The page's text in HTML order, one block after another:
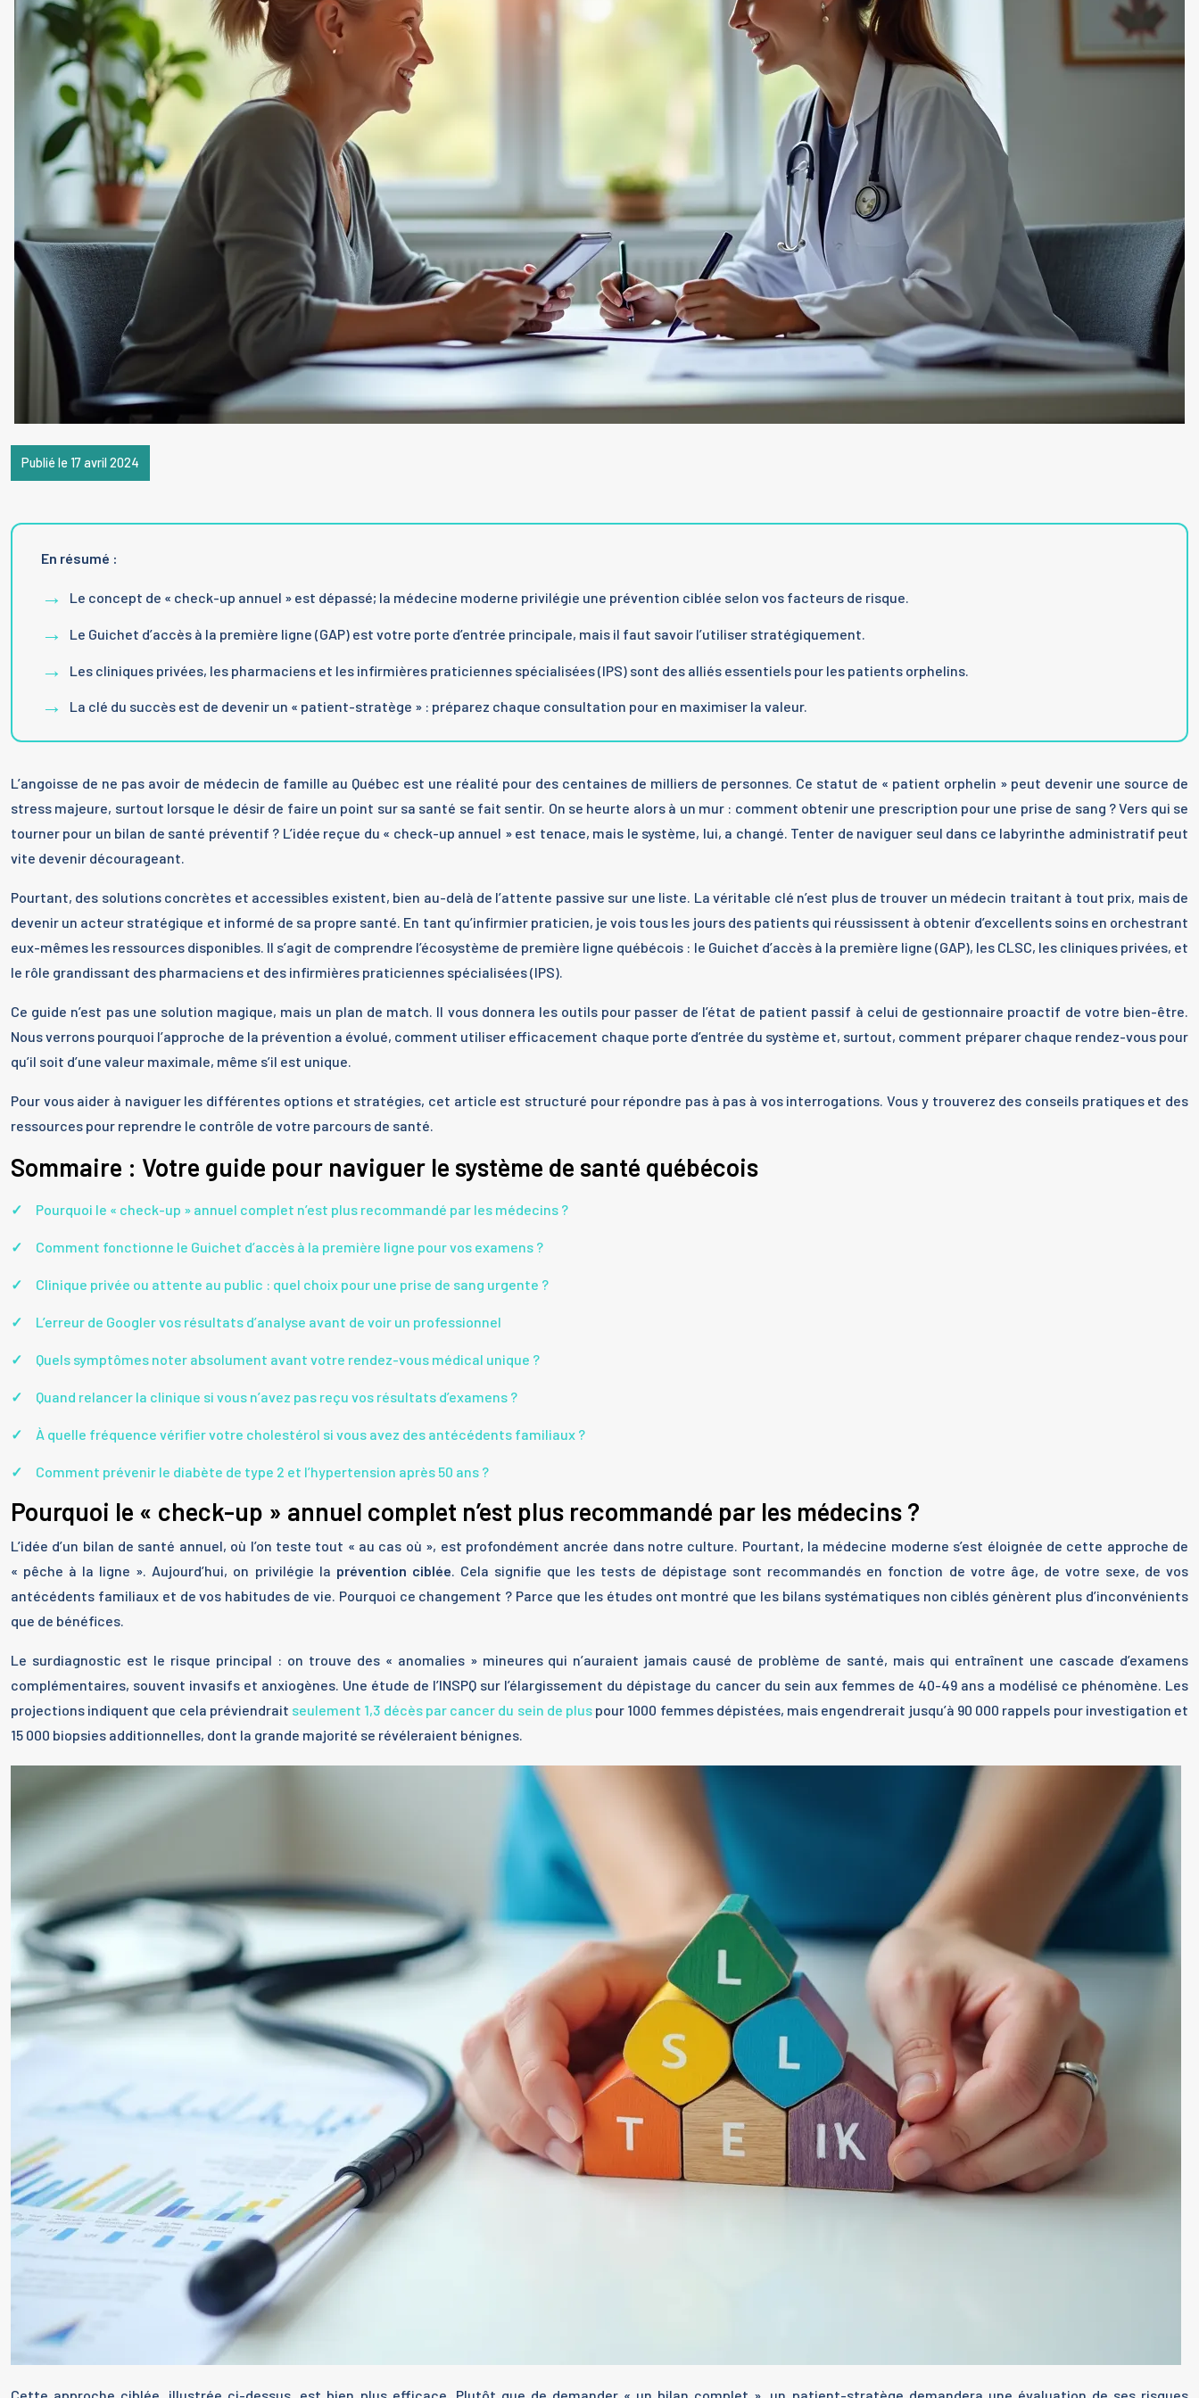
Publié le 17 avril 2024
En résumé :
Le concept de « check-up annuel » est dépassé; la médecine moderne privilégie une prévention ciblée selon vos facteurs de risque.
Le Guichet d’accès à la première ligne (GAP) est votre porte d’entrée principale, mais il faut savoir l’utiliser stratégiquement.
Les cliniques privées, les pharmaciens et les infirmières praticiennes spécialisées (IPS) sont des alliés essentiels pour les patients orphelins.
La clé du succès est de devenir un « patient-stratège » : préparez chaque consultation pour en maximiser la valeur.
L’angoisse de ne pas avoir de médecin de famille au Québec est une réalité pour des centaines de milliers de personnes. Ce statut de « patient orphelin » peut devenir une source de
stress majeure, surtout lorsque le désir de faire un point sur sa santé se fait sentir. On se heurte alors à un mur : comment obtenir une prescription pour une prise de sang ? Vers qui se
tourner pour un bilan de santé préventif ? L’idée reçue du « check-up annuel » est tenace, mais le système, lui, a changé. Tenter de naviguer seul dans ce labyrinthe administratif peut
vite devenir décourageant.
Pourtant, des solutions concrètes et accessibles existent, bien au-delà de l’attente passive sur une liste. La véritable clé n’est plus de trouver un médecin traitant à tout prix, mais de
devenir un acteur stratégique et informé de sa propre santé. En tant qu’infirmier praticien, je vois tous les jours des patients qui réussissent à obtenir d’excellents soins en orchestrant
eux-mêmes les ressources disponibles. Il s’agit de comprendre l’écosystème de première ligne québécois : le Guichet d’accès à la première ligne (GAP), les CLSC, les cliniques privées, et
le rôle grandissant des pharmaciens et des infirmières praticiennes spécialisées (IPS).
Ce guide n’est pas une solution magique, mais un plan de match. Il vous donnera les outils pour passer de l’état de patient passif à celui de gestionnaire proactif de votre bien-être.
Nous verrons pourquoi l’approche de la prévention a évolué, comment utiliser efficacement chaque porte d’entrée du système et, surtout, comment préparer chaque rendez-vous pour
qu’il soit d’une valeur maximale, même s’il est unique.
Pour vous aider à naviguer les différentes options et stratégies, cet article est structuré pour répondre pas à pas à vos interrogations. Vous y trouverez des conseils pratiques et des
ressources pour reprendre le contrôle de votre parcours de santé.
Sommaire : Votre guide pour naviguer le système de santé québécois
Pourquoi le « check-up » annuel complet n’est plus recommandé par les médecins ?
Comment fonctionne le Guichet d’accès à la première ligne pour vos examens ?
Clinique privée ou attente au public : quel choix pour une prise de sang urgente ?
L’erreur de Googler vos résultats d’analyse avant de voir un professionnel
Quels symptômes noter absolument avant votre rendez-vous médical unique ?
Quand relancer la clinique si vous n’avez pas reçu vos résultats d’examens ?
À quelle fréquence vérifier votre cholestérol si vous avez des antécédents familiaux ?
Comment prévenir le diabète de type 2 et l’hypertension après 50 ans ?
Pourquoi le « check-up » annuel complet n’est plus recommandé par les médecins ?
L’idée d’un bilan de santé annuel, où l’on teste tout « au cas où », est profondément ancrée dans notre culture. Pourtant, la médecine moderne s’est éloignée de cette approche de
« pêche à la ligne ». Aujourd’hui, on privilégie la prévention ciblée. Cela signifie que les tests de dépistage sont recommandés en fonction de votre âge, de votre sexe, de vos
antécédents familiaux et de vos habitudes de vie. Pourquoi ce changement ? Parce que les études ont montré que les bilans systématiques non ciblés génèrent plus d’inconvénients
que de bénéfices.
Le surdiagnostic est le risque principal : on trouve des « anomalies » mineures qui n’auraient jamais causé de problème de santé, mais qui entraînent une cascade d’examens
complémentaires, souvent invasifs et anxiogènes. Une étude de l’INSPQ sur l’élargissement du dépistage du cancer du sein aux femmes de 40-49 ans a modélisé ce phénomène. Les
projections indiquent que cela préviendrait seulement 1,3 décès par cancer du sein de plus pour 1000 femmes dépistées, mais engendrerait jusqu’à 90 000 rappels pour investigation et
15 000 biopsies additionnelles, dont la grande majorité se révéleraient bénignes.